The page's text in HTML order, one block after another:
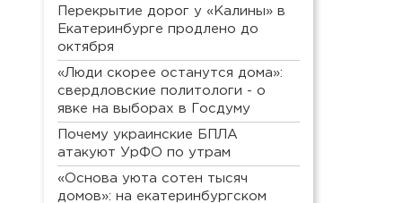
Перекрытие дорог у «Калины» в
Екатеринбурге продлено до
октября
«Люди скорее останутся дома»:
свердловские политологи - о
явке на выборах в Госдуму
Почему украинские БПЛА
атакуют УрФО по утрам
«Основа уюта сотен тысяч
домов»: на екатеринбургском